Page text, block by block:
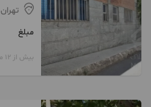
تهران
مبلغ
بیش از 12 ماه پیش